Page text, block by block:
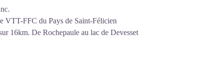
VTT-FFC du Pays de Saint-Félicien
16km. De Rochepaule au lac de Devesset